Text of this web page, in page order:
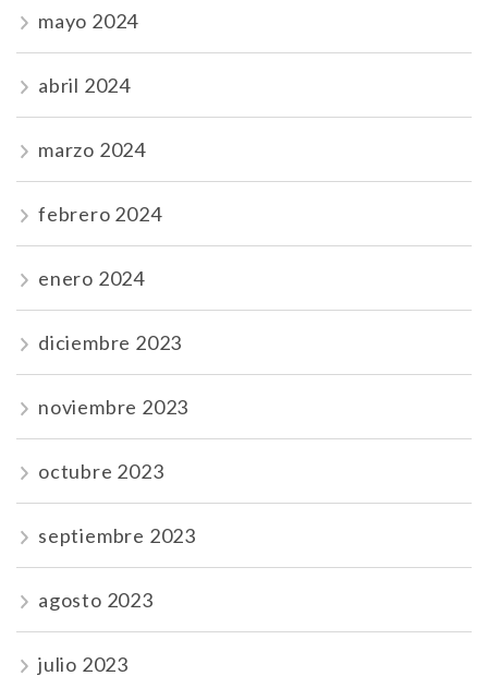
mayo 2024
abril 2024
marzo 2024
febrero 2024
enero 2024
diciembre 2023
noviembre 2023
octubre 2023
septiembre 2023
agosto 2023
julio 2023